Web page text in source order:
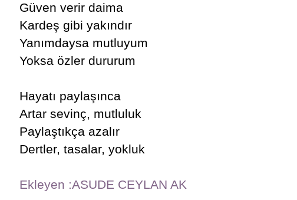
Güven verir daima
Kardeş gibi yakındır
Yanımdaysa mutluyum
Yoksa özler dururum
Hayatı paylaşınca
Artar sevinç, mutluluk
Paylaştıkça azalır
Dertler, tasalar, yokluk
Ekleyen :ASUDE CEYLAN AK